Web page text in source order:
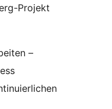
Projekt
–